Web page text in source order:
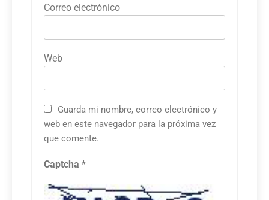
Correo electrónico
Web
Guarda mi nombre, correo electrónico y
web en este navegador para la próxima vez
que comente.
Captcha *